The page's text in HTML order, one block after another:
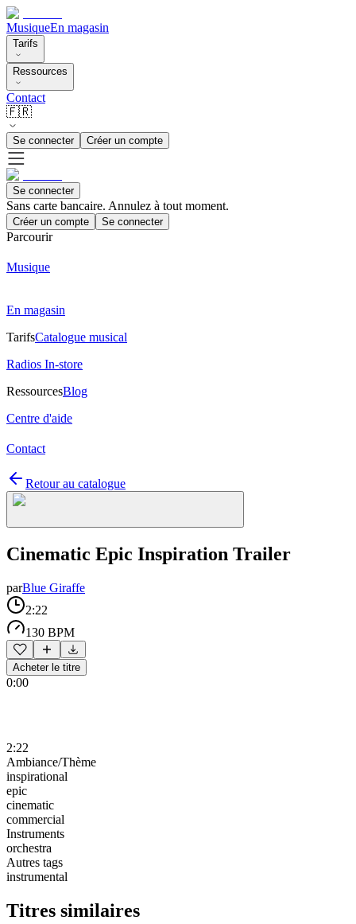
MusiqueEn magasin
Tarifs
Ressources
Contact
🇫🇷
Se connecter Créer un compte
Se connecter
Sans carte bancaire. Annulez à tout moment.
Créer un compte Se connecter
Parcourir
Musique
En magasin
TarifsCatalogue musical
Radios In-store
RessourcesBlog
Centre d'aide
Contact
Retour au catalogue
Cinematic Epic Inspiration Trailer
parBlue Giraffe
2:22
130 BPM
Acheter le titre
0:00
2:22
Ambiance/Thème
inspirational
epic
cinematic
commercial
Instruments
orchestra
Autres tags
instrumental
Titres similaires